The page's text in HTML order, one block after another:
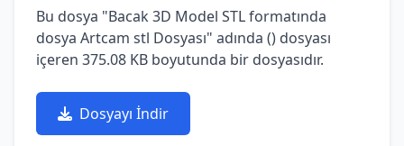
Bu dosya "Bacak 3D Model STL formatında
dosya Artcam stl Dosyası" adında () dosyası
içeren 375.08 KB boyutunda bir dosyasıdır.
Dosyayı İndir